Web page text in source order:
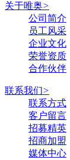
关于唯奥>
公司简介
员工风采
企业文化
荣誉资质
合作伙伴
联系我们>
联系方式
客户留言
招募精英
招商加盟
媒体中心